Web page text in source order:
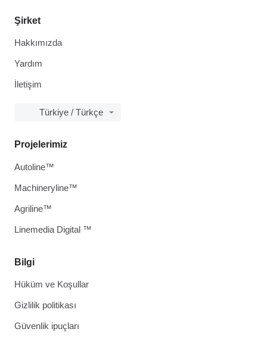
Şirket
Hakkımızda
Yardım
İletişim
Türkiye / Türkçe
Bilgi
Hüküm ve Koşullar
Gizlilik politikası
Güvenlik ipuçları
Projelerimiz
Autoline™
Machineryline™
Agriline™
Linemedia Digital ™